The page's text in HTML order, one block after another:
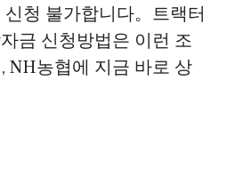
청 불가합니다。트랙터
금 신청방법은 이런 조
NH농협에 지금 바로 상